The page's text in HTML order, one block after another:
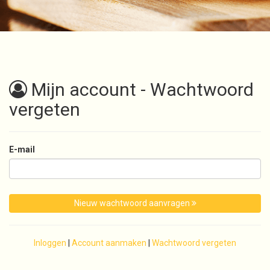
Bestellen
Spaarsysteem Piggy
Mijn account - Wachtwoord
vergeten
E-mail
Nieuw wachtwoord aanvragen
Inloggen Account aanmaken Wachtwoord vergeten